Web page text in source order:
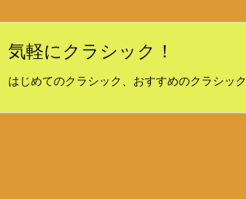
気軽にクラシック！
はじめてのクラシック、おすすめのクラシック